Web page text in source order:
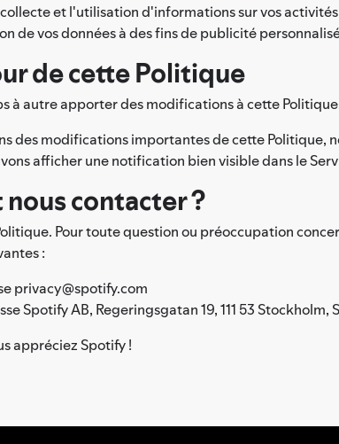
et l'utilisation d'informations sur vos
de vos données à des fins de publicité
de cette Politique
à autre apporter des modifications à cette
des modifications importantes de cette Politique,
afficher une notification bien visible dans le
contacter ?
Pour toute question ou préoccupation
:
privacy@spotify.com
Spotify AB, Regeringsgatan 19, 111 53 Stockholm,
appréciez Spotify !